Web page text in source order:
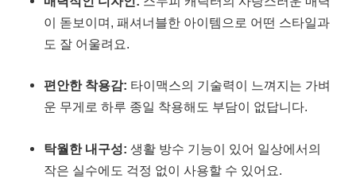
이 돋보이며, 패셔너블한 아이템으로 어떤 스타일과
도 잘 어울려요.
편안한 착용감: 타이맥스의 기술력이 느껴지는 가벼
운 무게로 하루 종일 착용해도 부담이 없답니다.
탁월한 내구성: 생활 방수 기능이 있어 일상에서의
작은 실수에도 걱정 없이 사용할 수 있어요.